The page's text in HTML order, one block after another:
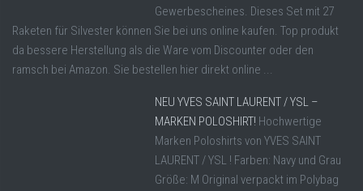
Gewerbescheines. Dieses Set mit 27
Raketen für Silvester können Sie bei uns online kaufen. Top produkt
da bessere Herstellung als die Ware vom Discounter oder den
ramsch bei Amazon. Sie bestellen hier direkt online ...
NEU YVES SAINT LAURENT / YSL –
MARKEN POLOSHIRT! Hochwertige
Marken Poloshirts von YVES SAINT
LAURENT / YSL ! Farben: Navy und Grau
Größe: M Original verpackt im Polybag